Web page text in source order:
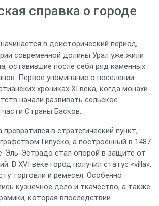
справка о городе
в доисторический период,
современной долины Урал уже жили
оставившие после себя ряд каменных
Первое упоминание о поселении
хрониках XI века, когда монахи
начали развивать сельское
Страны Басков.
превратился в стратегический пункт,
Гипуско, а построенный в 1487
Эль-Эстрадо стал опорой в защите от
В XVI веке город получил статус «villa»,
торговли и ремесел. Особенно
кузнечное дело и ткачество, а также
которая впоследствии